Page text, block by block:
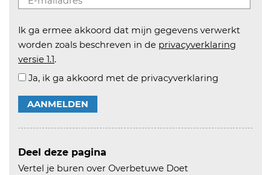
Ik ga ermee akkoord dat mijn gegevens verwerkt
worden zoals beschreven in de privacyverklaring
versie 1.1.
Ja, ik ga akkoord met de privacyverklaring
AANMELDEN
Deel deze pagina
Vertel je buren over Overbetuwe Doet